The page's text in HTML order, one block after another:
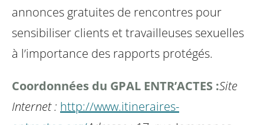
annonces gratuites de rencontres pour
sensibiliser clients et travailleuses sexuelles
à l’importance des rapports protégés.
Coordonnées du GPAL ENTR’ACTES :Site
Internet : http://www.itineraires-